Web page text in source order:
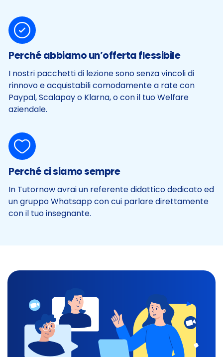
Perché abbiamo un’offerta flessibile
I nostri pacchetti di lezione sono senza vincoli di
rinnovo e acquistabili comodamente a rate con
Paypal, Scalapay o Klarna, o con il tuo Welfare
aziendale.
Perché ci siamo sempre
In Tutornow avrai un referente didattico dedicato ed
un gruppo Whatsapp con cui parlare direttamente
con il tuo insegnante.